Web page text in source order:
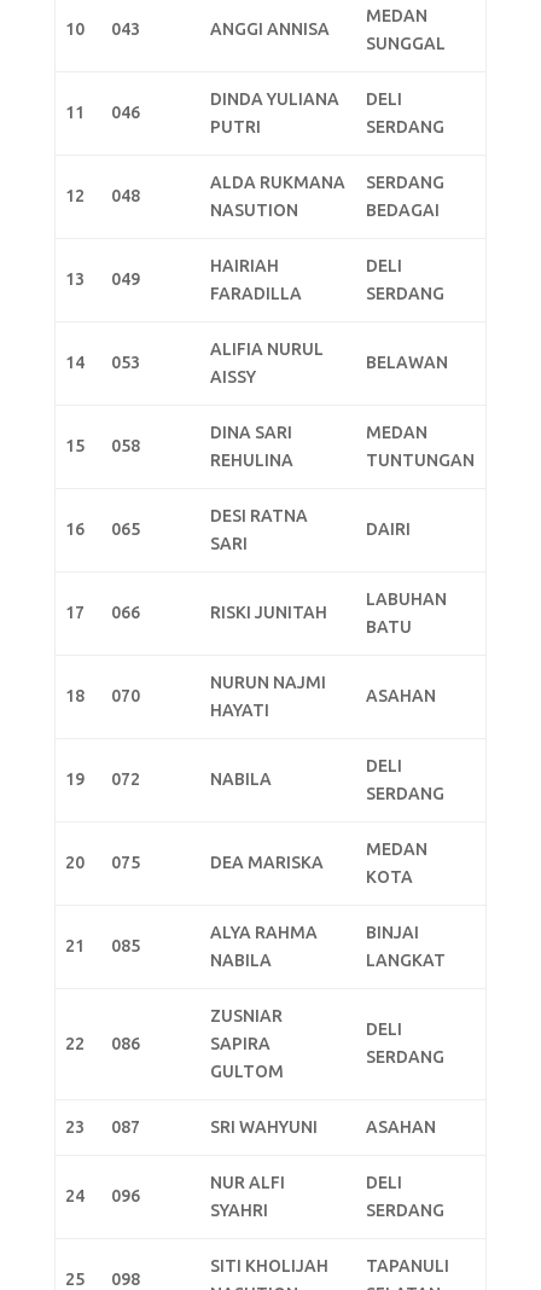
10 043 ANGGI ANNISA
MEDAN
SUNGGAL
11 046
DINDA YULIANA
PUTRI
DELI
SERDANG
12 048
ALDA RUKMANA
NASUTION
SERDANG
BEDAGAI
13 049
HAIRIAH
FARADILLA
DELI
SERDANG
14 053
ALIFIA NURUL
AISSY
BELAWAN
15 058
DINA SARI
REHULINA
MEDAN
TUNTUNGAN
16 065
DESI RATNA
SARI
DAIRI
17 066 RISKI JUNITAH
LABUHAN
BATU
18 070
NURUN NAJMI
HAYATI
ASAHAN
19 072 NABILA
DELI
SERDANG
20 075 DEA MARISKA
MEDAN
KOTA
21 085
ALYA RAHMA
NABILA
BINJAI
LANGKAT
22 086
ZUSNIAR
SAPIRA
GULTOM
DELI
SERDANG
23 087 SRI WAHYUNI ASAHAN
24 096
NUR ALFI
SYAHRI
DELI
SERDANG
25 098
SITI KHOLIJAH
TAPANULI